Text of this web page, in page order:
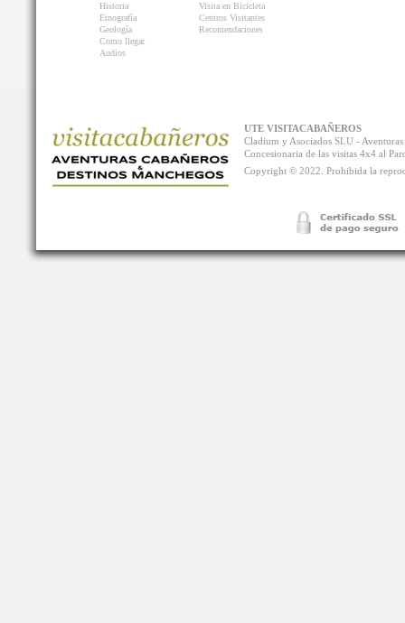
Historia
Etnografía
Geología
Como llegar
Audios
Visita en Bicicleta
Centros Visitantes
Recomendaciones
UTE VISITACABAÑEROS
Cladium y Asociados SLU -
Concesionaria de las visitas 4x4 al
Copyright © 2022. Prohibida la